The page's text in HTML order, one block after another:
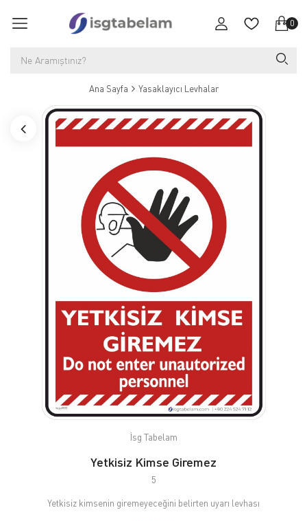
0
Ana Sayfa Yasaklayıcı Levhalar
İsg Tabelam
Yetkisiz Kimse Giremez
5
Yetkisiz kimsenin giremeyeceğini belirten uyarı levhası